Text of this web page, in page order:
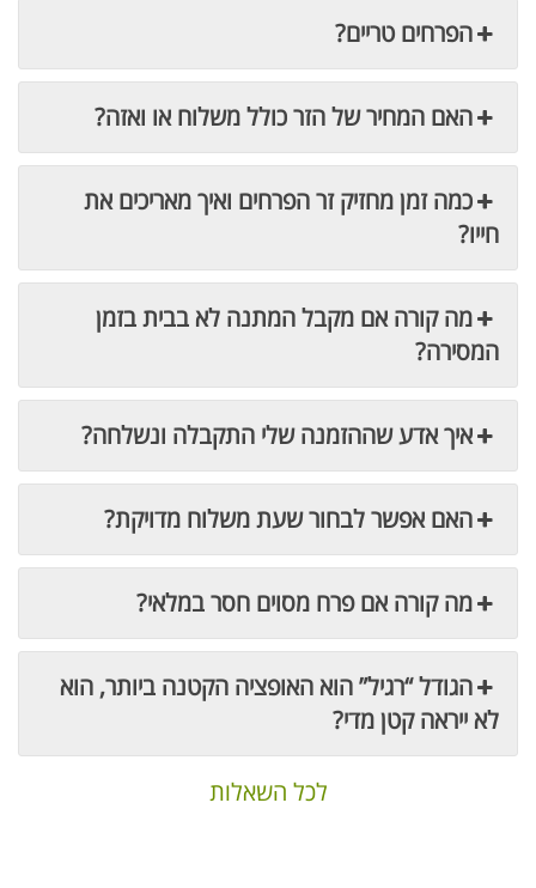
הפרחים טריים?
האם המחיר של הזר כולל משלוח או ואזה?
כמה זמן מחזיק זר הפרחים ואיך מאריכים את
חייו?
מה קורה אם מקבל המתנה לא בבית בזמן
המסירה?
איך אדע שההזמנה שלי התקבלה ונשלחה?
האם אפשר לבחור שעת משלוח מדויקת?
מה קורה אם פרח מסוים חסר במלאי?
הגודל “רגיל” הוא האופציה הקטנה ביותר, הוא
לא ייראה קטן מדי?
לכל השאלות